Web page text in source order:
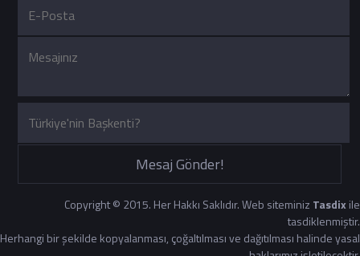
Mesaj Gönder!
Copyright © 2015. Her Hakkı Saklıdır. Web siteminiz Tasdixile
tasdiklenmiştir.
Herhangi bir şekilde kopyalanması, çoğaltılması ve dağıtılması halinde yasal